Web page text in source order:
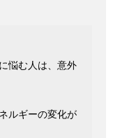
悩む人は、意外
ルギーの変化が